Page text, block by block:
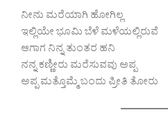
ನೀನು ಮರೆಯಾಗಿ ಹೋಗಿಲ್ಲ
ಇಲ್ಲಿಯೇ ಭೂಮಿ ಬೆಳೆ ಮಳೆಯಲ್ಲಿರುವೆ
ಆಗಾಗ ನಿನ್ನ ತುಂತರ ಹನಿ
ನನ್ನ ಕಣ್ಣೀರು ಮರೆಸುವವು ಅಪ್ಪ
ಅಪ್ಪ ಮತ್ತೊಮ್ಮೆ ಬಂದು ಪ್ರೀತಿ ತೋರು